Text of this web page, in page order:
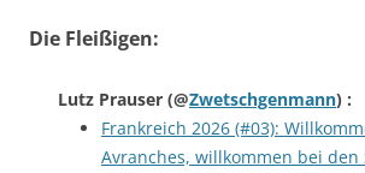
Die Fleißigen:
Lutz Prauser (@Zwetschgenmann) :
Frankreich 2026 (#03):
Avranches, willkommen bei den